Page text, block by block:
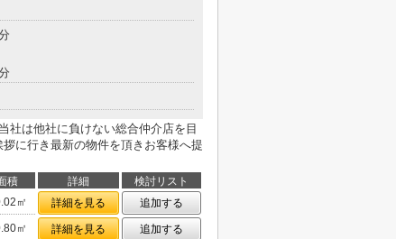
社は他社に負けない総合仲介店を目
に行き最新の物件を頂きお客様へ提
積 詳細
検討リスト
㎡ 詳細を見る
追加する
㎡ 詳細を見る
追加する